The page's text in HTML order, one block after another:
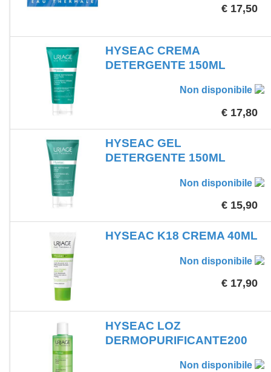
€ 17,50
HYSEAC CREMA
DETERGENTE 150ML
Non disponibile
€ 17,80
HYSEAC GEL
DETERGENTE 150ML
Non disponibile
€ 15,90
HYSEAC K18 CREMA 40ML
Non disponibile
€ 17,90
HYSEAC LOZ
DERMOPURIFICANTE200
Non disponibile